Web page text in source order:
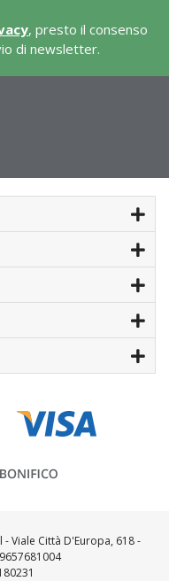
, presto il consenso
di newsletter.
Viale Città D'Europa, 618 -